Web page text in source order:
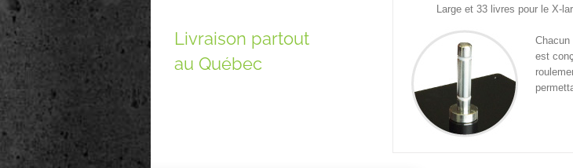
Large et 33 livres pour le X-
Chacun
est
Livraison partout
au Québec